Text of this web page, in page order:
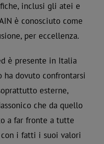
inclusi gli atei e
è conosciuto come
per eccellenza.
è presente in Italia
ha dovuto confrontarsi
esterne,
che da quello
a far fronte a tutte
i fatti i suoi valori